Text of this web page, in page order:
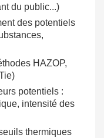
du public...)
des potentiels
HAZOP,
potentiels :
intensité des
thermiques